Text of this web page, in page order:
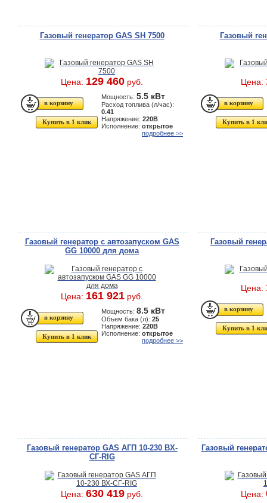
Газовый генератор GAS SH 7500
Цена: 129 460 руб.
Купить в 1 клик
Мощность: 5.5 кВт
Расход топлива (л/час):
0.41
Напряжение: 220В
Исполнение: открытое
подробнее >>
Газовый
Цена:
Купить в 1
Газовый генератор с автозапуском GAS
GG 10000 для дома
Цена: 161 921 руб.
Купить в 1 клик
Мощность: 8.5 кВт
Объем бака (л): 25
Напряжение: 220В
Исполнение: открытое
подробнее >>
Газовый
Цена:
Купить в 1
Газовый генератор GAS АГП 10-230 ВХ-
СГ-RIG
Цена: 630 419 руб.
Газовый
Цена: